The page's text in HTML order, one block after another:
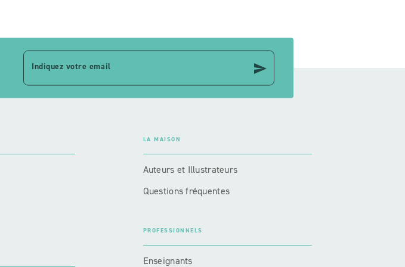
Indiquez votre email send
LA MAISON
Auteurs et Illustrateurs
Questions fréquentes
PROFESSIONNELS
Enseignants